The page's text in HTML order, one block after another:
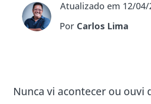
Atualizado em 12/04/
Por Carlos Lima
Nunca vi acontecer ou ouvi